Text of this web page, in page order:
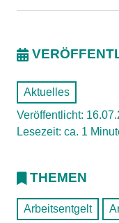
Aktuelles
Veröffentlicht:
Lesezeit: ca. 1
THEMEN
Arbeitsentgelt